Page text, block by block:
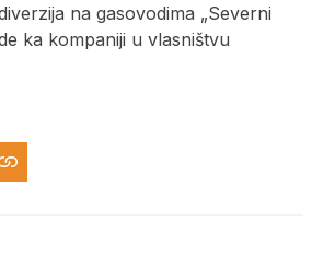
na gasovodima „Severni
ka kompaniji u vlasništvu